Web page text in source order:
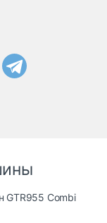
GTR955 Combi